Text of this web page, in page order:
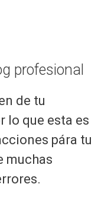
profesional
de tu
lo que esta es
pára tu
muchas